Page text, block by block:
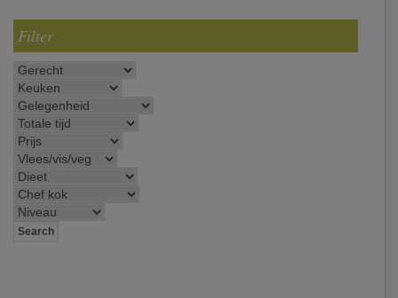
Filter